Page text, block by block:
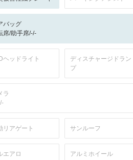
バッグ
席/助手席/-/-
ヘッドライト
ディスチャージドラン
プ
ラ
リアゲート サンルーフ
エアロ アルミホイール